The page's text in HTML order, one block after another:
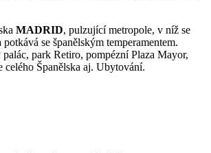
MADRID, pulzující metropole, v níž se
se španělským temperamentem.
park Retiro, pompézní Plaza Mayor,
celého Španělska aj. Ubytování.